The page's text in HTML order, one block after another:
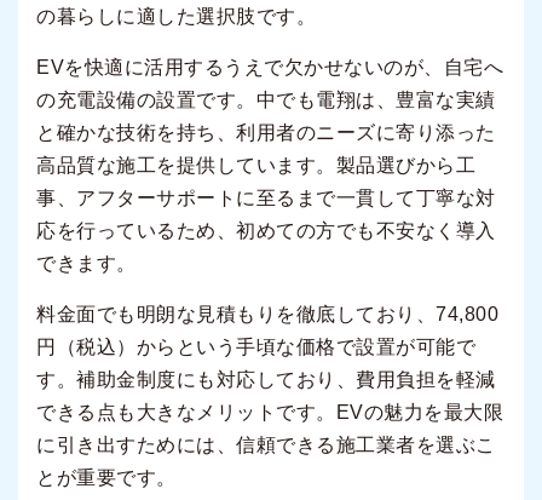
の暮らしに適した選択肢です。
EVを快適に活用するうえで欠かせないのが、自宅へ
の充電設備の設置です。中でも電翔は、豊富な実績
と確かな技術を持ち、利用者のニーズに寄り添った
高品質な施工を提供しています。製品選びから工
事、アフターサポートに至るまで一貫して丁寧な対
応を行っているため、初めての方でも不安なく導入
できます。
料金面でも明朗な見積もりを徹底しており、74,800
円（税込）からという手頃な価格で設置が可能で
す。補助金制度にも対応しており、費用負担を軽減
できる点も大きなメリットです。EVの魅力を最大限
に引き出すためには、信頼できる施工業者を選ぶこ
とが重要です。